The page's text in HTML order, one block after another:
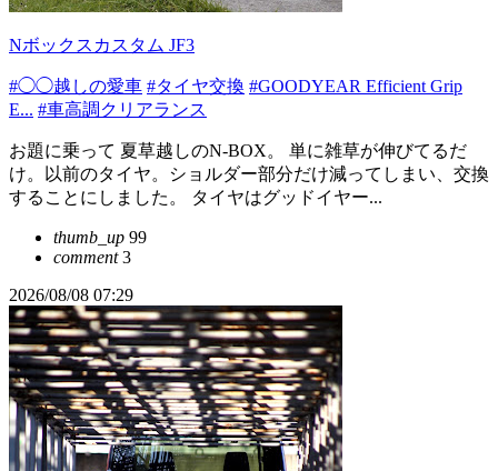
Nボックスカスタム JF3
#◯◯越しの愛車 #タイヤ交換 #GOODYEAR Efficient Grip
E... #車高調クリアランス
お題に乗って 夏草越しのN-BOX。 単に雑草が伸びてるだ
け。以前のタイヤ。ショルダー部分だけ減ってしまい、交換
することにしました。 タイヤはグッドイヤー...
thumb_up 99
comment3
2026/08/08 07:29